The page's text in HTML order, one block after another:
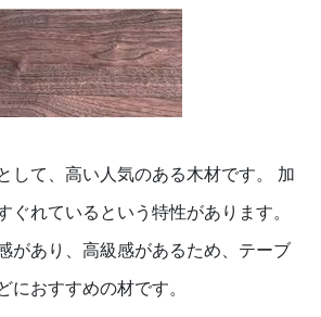
して、高い人気のある木材です。 加
ぐれているという特性があります。
があり、高級感があるため、テーブ
におすすめの材です。